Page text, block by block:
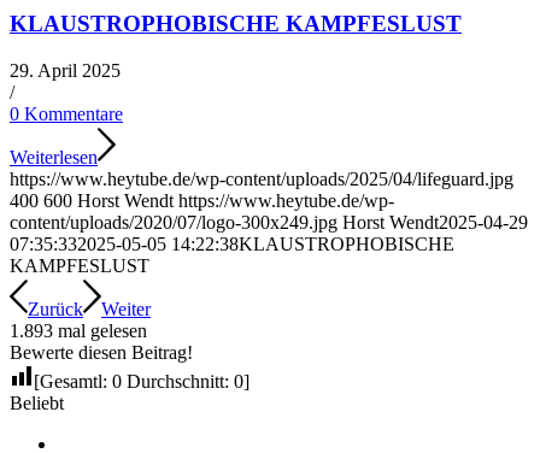
KLAUSTROPHOBISCHE KAMPFESLUST
29. April 2025
/
0 Kommentare
Weiterlesen
https://www.heytube.de/wp-content/uploads/2025/04/lifeguard.jpg
400 600 Horst Wendt https://www.heytube.de/wp-
content/uploads/2020/07/logo-300x249.jpg Horst Wendt2025-04-29
07:35:332025-05-05 14:22:38KLAUSTROPHOBISCHE
KAMPFESLUST
Zurück
Weiter
1.893 mal gelesen
Bewerte diesen Beitrag!
[Gesamtl: 0 Durchschnitt: 0]
Beliebt